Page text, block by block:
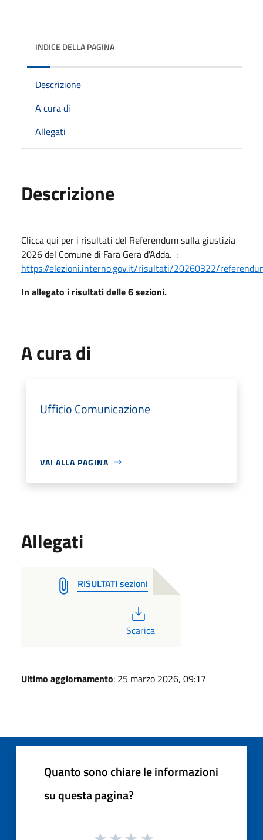
INDICE DELLA PAGINA
Descrizione
A cura di
Allegati
Descrizione
Clicca qui per i risultati del Referendum sulla giustizia
2026 del Comune di Fara Gera d'Adda. :
https://elezioni.interno.gov.it/risultati/20260322/
In allegato i risultati delle 6 sezioni.
A cura di
Ufficio Comunicazione
VAI ALLA PAGINA
Allegati
RISULTATI sezioni
Scarica
Ultimo aggiornamento: 25 marzo 2026, 09:17
Quanto sono chiare le informazioni
su questa pagina?